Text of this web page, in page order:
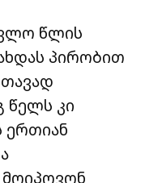
წლის
პირობით
წელს კი
ერთიან